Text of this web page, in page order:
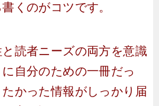
くのがコツです。
読者ニーズの両方を意識
自分のための一冊だっ
かった情報がしっかり届